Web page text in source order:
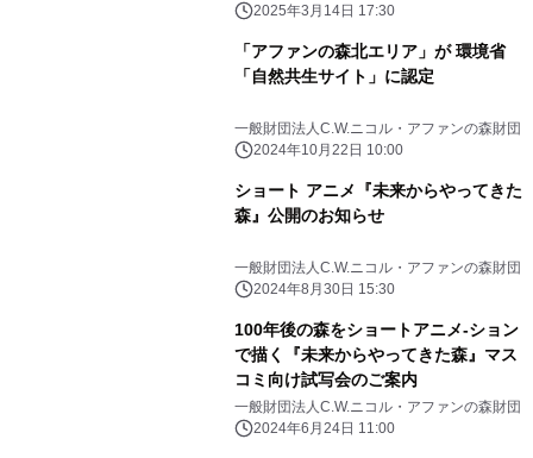
2025年3月14日 17:30
「アファンの森北エリア」が 環境省
「自然共生サイト」に認定
一般財団法人C.W.ニコル・アファンの森財団
2024年10月22日 10:00
ショート アニメ『未来からやってきた
森』公開のお知らせ
一般財団法人C.W.ニコル・アファンの森財団
2024年8月30日 15:30
100年後の森をショートアニメ-ション
で描く『未来からやってきた森』マス
コミ向け試写会のご案内
一般財団法人C.W.ニコル・アファンの森財団
2024年6月24日 11:00